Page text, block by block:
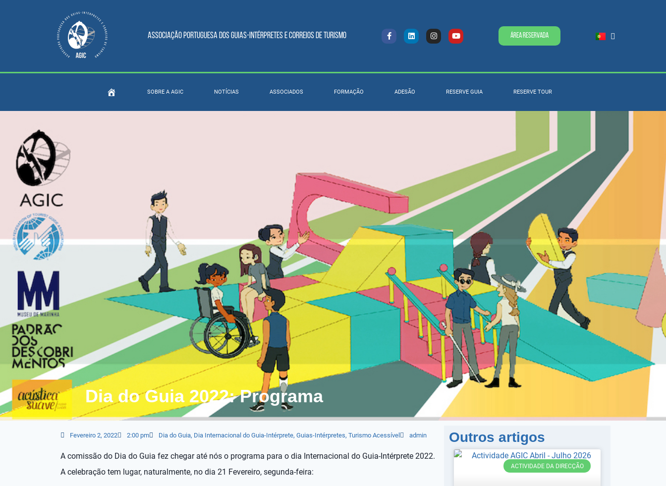
Associação Portuguesa dos Guias-intérpretes e Correios de turismo Área Reservada
SOBRE A AGIC NOTÍCIAS ASSOCIADOS FORMAÇÃO ADESÃO RESERVE GUIA RESERVE TOUR
Dia do Guia 2022: Programa
Fevereiro 2, 2022 2:00 pm Dia do Guia, Dia Internacional do Guia-Intérprete, Guias-Intérpretes, Turismo Acessível admin
A comissão do Dia do Guia fez chegar até nós o programa para o dia Internacional do Guia-Intérprete 2022.
A celebração tem lugar, naturalmente, no dia 21 Fevereiro, segunda-feira:
Outros artigos
ACTIVIDADE DA DIRECÇÃO